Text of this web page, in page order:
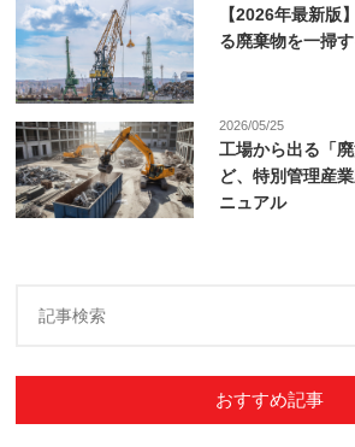
【2026年最新版
る廃棄物を一掃
2026/05/25
工場から出る「
ど、特別管理産
ニュアル
おすすめ記事